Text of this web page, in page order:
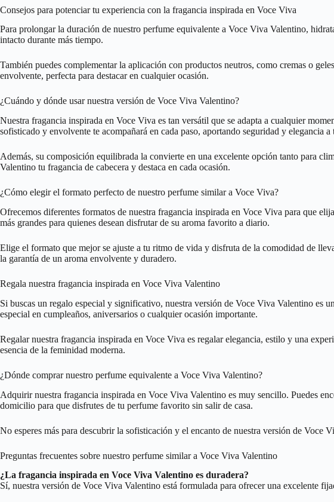
Consejos para potenciar tu experiencia con la fragancia inspirada en Voce Viva
Para prolongar la duración de nuestro perfume equivalente a Voce Viva Valentino,
intacto durante más tiempo.
También puedes complementar la aplicación con productos neutros, como cremas o
envolvente, perfecta para destacar en cualquier ocasión.
¿Cuándo y dónde usar nuestra versión de Voce Viva Valentino?
Nuestra fragancia inspirada en Voce Viva es tan versátil que se adapta a cualquier
sofisticado y envolvente te acompañará en cada paso, aportando seguridad y elegancia a
Además, su composición equilibrada la convierte en una excelente opción tanto para
Valentino tu fragancia de cabecera y destaca en cada ocasión.
¿Cómo elegir el formato perfecto de nuestro perfume similar a Voce Viva?
Ofrecemos diferentes formatos de nuestra fragancia inspirada en Voce Viva para que
más grandes para quienes desean disfrutar de su aroma favorito a diario.
Elige el formato que mejor se ajuste a tu ritmo de vida y disfruta de la comodidad de
la garantía de un aroma envolvente y duradero.
Regala nuestra fragancia inspirada en Voce Viva Valentino
Si buscas un regalo especial y significativo, nuestra versión de Voce Viva Valentino es
especial en cumpleaños, aniversarios o cualquier ocasión importante.
Regalar nuestra fragancia inspirada en Voce Viva es regalar elegancia, estilo y una
esencia de la feminidad moderna.
¿Dónde comprar nuestro perfume equivalente a Voce Viva Valentino?
Adquirir nuestra fragancia inspirada en Voce Viva Valentino es muy sencillo. Puedes
domicilio para que disfrutes de tu perfume favorito sin salir de casa.
No esperes más para descubrir la sofisticación y el encanto de nuestra versión de
Preguntas frecuentes sobre nuestro perfume similar a Voce Viva Valentino
¿La fragancia inspirada en Voce Viva Valentino es duradera?
Sí, nuestra versión de Voce Viva Valentino está formulada para ofrecer una excelente